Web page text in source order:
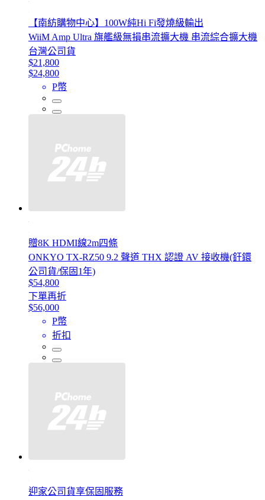
【南紡購物中心】100W純Hi Fi發燒級輸出
WiiM Amp Ultra 旗艦級無損串流擴大機 串流綜合擴大機
台灣公司貨
$21,800
$24,800
P幣
贈8K HDMI線2m四條
ONKYO TX-RZ50 9.2 聲道 THX 認證 AV 接收機(釪鐶
公司貨/保固1年)
$54,800
下單再折
$56,000
P幣
折扣
迎家公司貨享保固服務